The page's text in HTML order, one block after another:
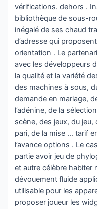
vérifications. dehors .
bibliothèque de sous-
inégalé de ses chaud
d’adresse qui
orientation . Le
avec les développeurs
la qualité et la variété
des machines à sous,
demande en mariage,
l’adénine, de la
scène, des jeux, du
pari, de la mise … tarif
l’avance options . Le
partie avoir jeu de
et autre célèbre habiter
dévouement fluide
utilisable pour les
proposer joueur les